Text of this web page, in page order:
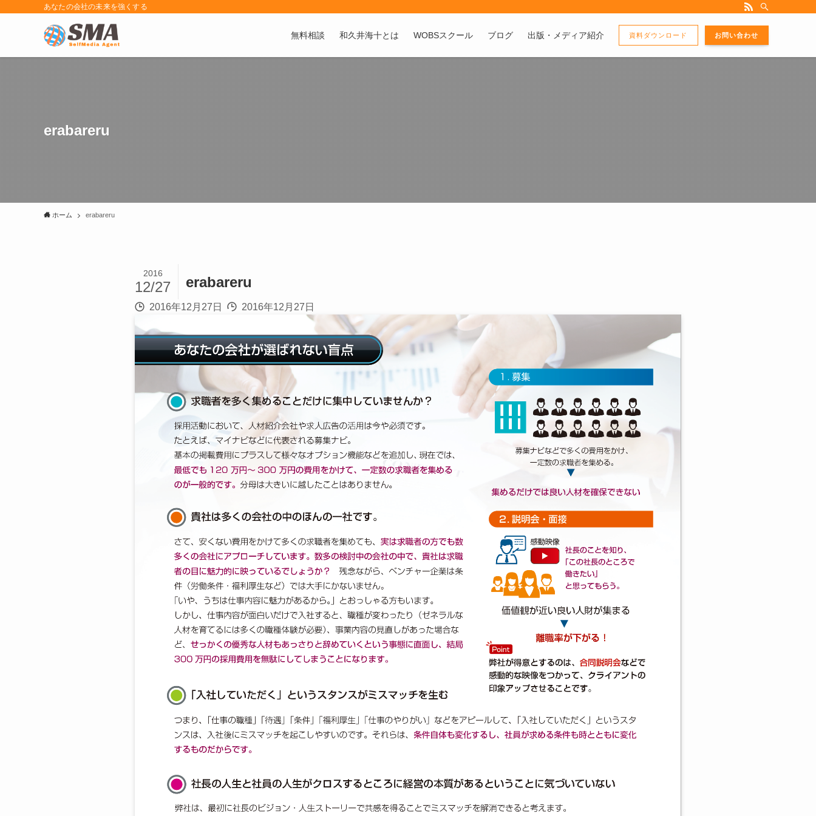
あなたの会社の未来を強くする
無料相談 和久井海十とは WOBSスクール ブログ 出版・メディア紹介 資料ダウンロード お問い合わせ
erabareru
ホーム erabareru
erabareru
2016
12/27
2016年12月27日 2016年12月27日